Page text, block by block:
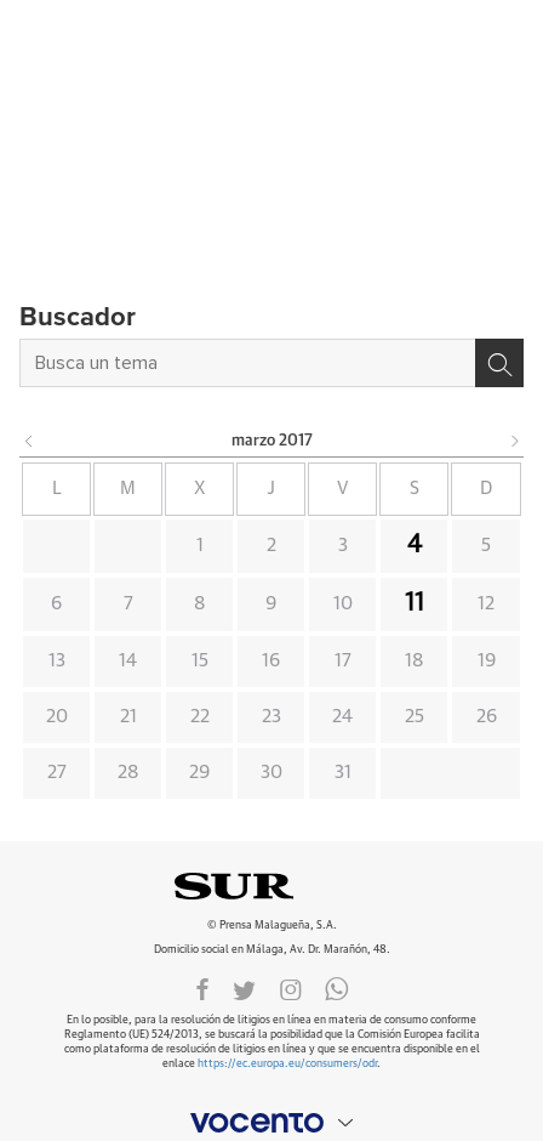
Buscador
marzo 2017
L M X J V S D
1 2 3 4 5
6 7 8 9 10 11 12
13 14 15 16 17 18 19
20 21 22 23 24 25 26
27 28 29 30 31
© Prensa Malagueña, S.A.
Domicilio social en Málaga, Av. Dr. Marañón, 48.
En lo posible, para la resolución de litigios en línea en materia de consumo conforme
Reglamento (UE) 524/2013, se buscará la posibilidad que la Comisión Europea facilita
como plataforma de resolución de litigios en línea y que se encuentra disponible en el
enlace https://ec.europa.eu/consumers/odr.